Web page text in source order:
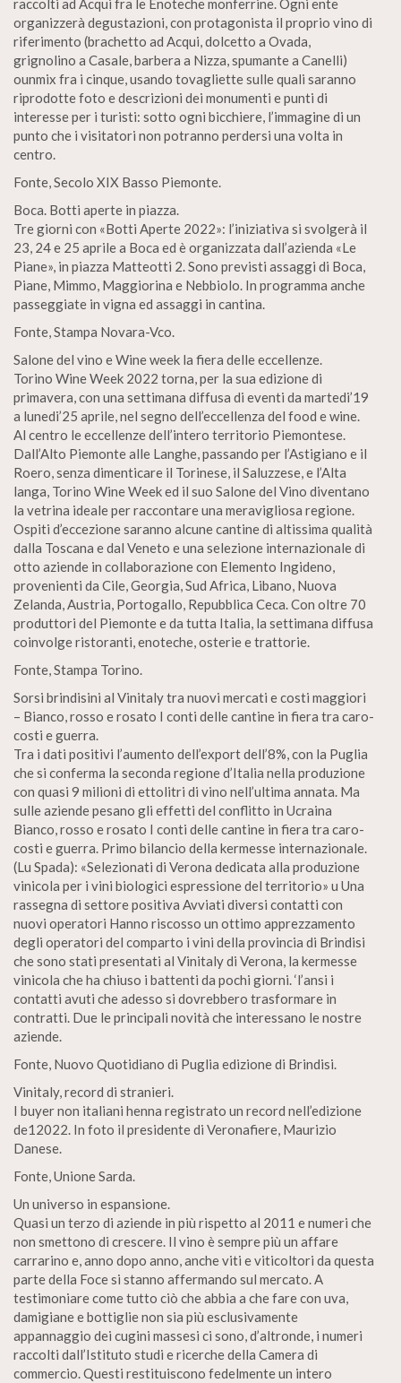
raccolti ad Acqui fra le Enoteche monferrine. Ogni ente
organizzerà degustazioni, con protagonista il proprio vino di
riferimento (brachetto ad Acqui, dolcetto a Ovada,
grignolino a Casale, barbera a Nizza, spumante a Canelli)
ounmix fra i cinque, usando tovagliette sulle quali saranno
riprodotte foto e descrizioni dei monumenti e punti di
interesse per i turisti: sotto ogni bicchiere, l’immagine di un
punto che i visitatori non potranno perdersi una volta in
centro.
Fonte, Secolo XIX Basso Piemonte.
Boca. Botti aperte in piazza.
Tre giorni con «Botti Aperte 2022»: l’iniziativa si svolgerà il
23, 24 e 25 aprile a Boca ed è organizzata dall’azienda «Le
Piane», in piazza Matteotti 2. Sono previsti assaggi di Boca,
Piane, Mimmo, Maggiorina e Nebbiolo. In programma anche
passeggiate in vigna ed assaggi in cantina.
Fonte, Stampa Novara-Vco.
Salone del vino e Wine week la fiera delle eccellenze.
Torino Wine Week 2022 torna, per la sua edizione di
primavera, con una settimana diffusa di eventi da martedi’19
a lunedi’25 aprile, nel segno dell’eccellenza del food e wine.
Al centro le eccellenze dell’intero territorio Piemontese.
Dall’Alto Piemonte alle Langhe, passando per l’Astigiano e il
Roero, senza dimenticare il Torinese, il Saluzzese, e l’Alta
langa, Torino Wine Week ed il suo Salone del Vino diventano
la vetrina ideale per raccontare una meravigliosa regione.
Ospiti d’eccezione saranno alcune cantine di altissima qualità
dalla Toscana e dal Veneto e una selezione internazionale di
otto aziende in collaborazione con Elemento Ingideno,
provenienti da Cile, Georgia, Sud Africa, Libano, Nuova
Zelanda, Austria, Portogallo, Repubblica Ceca. Con oltre 70
produttori del Piemonte e da tutta Italia, la settimana diffusa
coinvolge ristoranti, enoteche, osterie e trattorie.
Fonte, Stampa Torino.
Sorsi brindisini al Vinitaly tra nuovi mercati e costi maggiori
– Bianco, rosso e rosato I conti delle cantine in fiera tra caro-
costi e guerra.
Tra i dati positivi l’aumento dell’export dell’8%, con la Puglia
che si conferma la seconda regione d’Italia nella produzione
con quasi 9 milioni di ettolitri di vino nell’ultima annata. Ma
sulle aziende pesano gli effetti del conflitto in Ucraina
Bianco, rosso e rosato I conti delle cantine in fiera tra caro-
costi e guerra. Primo bilancio della kermesse internazionale.
(Lu Spada): «Selezionati di Verona dedicata alla produzione
vinicola per i vini biologici espressione del territorio» u Una
rassegna di settore positiva Avviati diversi contatti con
nuovi operatori Hanno riscosso un ottimo apprezzamento
degli operatori del comparto i vini della provincia di Brindisi
che sono stati presentati al Vinitaly di Verona, la kermesse
vinicola che ha chiuso i battenti da pochi giorni. ‘l’ansi i
contatti avuti che adesso si dovrebbero trasformare in
contratti. Due le principali novità che interessano le nostre
aziende.
Fonte, Nuovo Quotidiano di Puglia edizione di Brindisi.
Vinitaly, record di stranieri.
I buyer non italiani henna registrato un record nell’edizione
de12022. In foto il presidente di Veronafiere, Maurizio
Danese.
Fonte, Unione Sarda.
Un universo in espansione.
Quasi un terzo di aziende in più rispetto al 2011 e numeri che
non smettono di crescere. Il vino è sempre più un affare
carrarino e, anno dopo anno, anche viti e viticoltori da questa
parte della Foce si stanno affermando sul mercato. A
testimoniare come tutto ciò che abbia a che fare con uva,
damigiane e bottiglie non sia più esclusivamente
appannaggio dei cugini massesi ci sono, d’altronde, i numeri
raccolti dall’Istituto studi e ricerche della Camera di
commercio. Questi restituiscono fedelmente un intero